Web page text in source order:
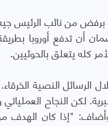
برفض من نائب الرئيس
أن تدفع أوروبا
كله يتعلق بالحوثيين.
الرسائل النصية
لكن النجاح
وأضاف: "إذا كان الهدف